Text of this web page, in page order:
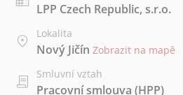
LPP Czech Republic, s.r.o.
Lokalita
Nový Jičín Zobrazit na mapě
Smluvní vztah
Pracovní smlouva (HPP)